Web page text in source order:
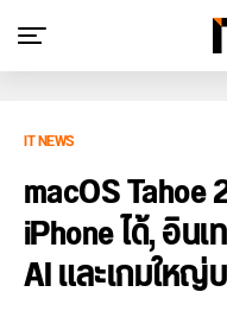
IT NEWS
macOS
iPhone ได้, อิน
AI และเกมใหญ่